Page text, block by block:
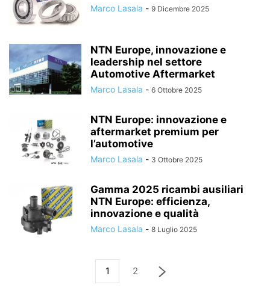
Marco Lasala - 9 Dicembre 2025
NTN Europe, innovazione e
leadership nel settore
Automotive Aftermarket
Marco Lasala - 6 Ottobre 2025
NTN Europe: innovazione e
aftermarket premium per
l’automotive
Marco Lasala - 3 Ottobre 2025
Gamma 2025 ricambi ausiliari
NTN Europe: efficienza,
innovazione e qualità
Marco Lasala - 8 Luglio 2025
1 2